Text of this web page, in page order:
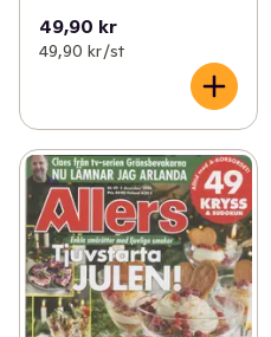
49,90 kr
49,90 kr /st